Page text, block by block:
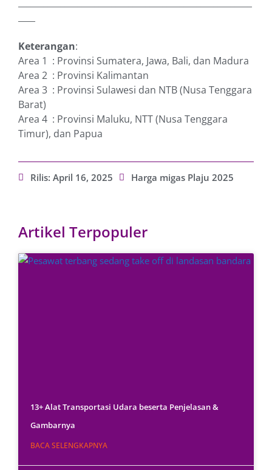
Keterangan:
Area 1 : Provinsi Sumatera, Jawa, Bali, dan Madura
Area 2 : Provinsi Kalimantan
Area 3 : Provinsi Sulawesi dan NTB (Nusa Tenggara
Barat)
Area 4 : Provinsi Maluku, NTT (Nusa Tenggara
Timur), dan Papua
Rilis: April 16, 2025 Harga migas Plaju 2025
Artikel Terpopuler
13+ Alat Transportasi Udara beserta Penjelasan &
Gambarnya
BACA SELENGKAPNYA